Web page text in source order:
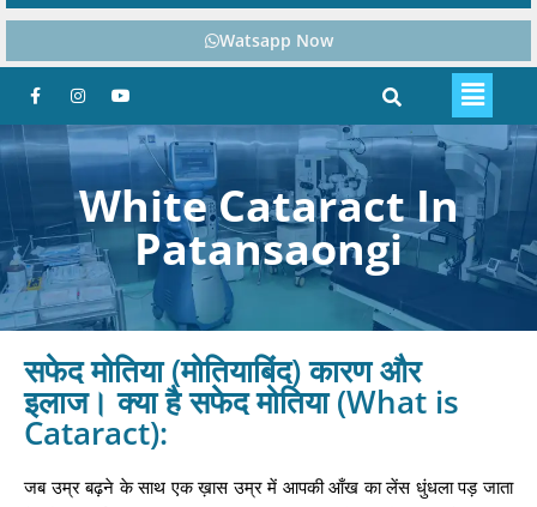
Watsapp Now
White Cataract In
Patansaongi
सफेद मोतिया (मोतियाबिंद) कारण और
इलाज। क्या है सफेद मोतिया (What is
Cataract):
जब उम्र बढ़ने के साथ एक ख़ास उम्र में आपकी आँख का लेंस धुंधला पड़ जाता